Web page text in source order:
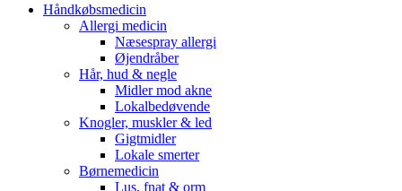
Håndkøbsmedicin
Allergi medicin
Næsespray allergi
Øjendråber
Hår, hud & negle
Midler mod akne
Lokalbedøvende
Knogler, muskler & led
Gigtmidler
Lokale smerter
Børnemedicin
Lus, fnat & orm